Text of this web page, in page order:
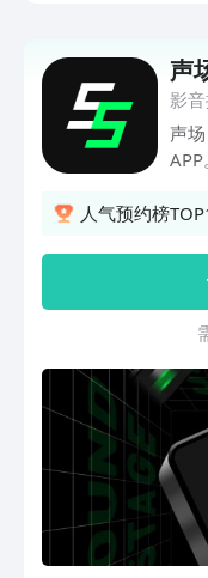
声
影
声
你
无
们
式
可
【
多
找
供
和
法
返
人气预约榜